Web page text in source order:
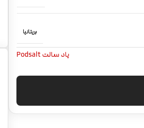
بریتانیا
پاد سالت Podsalt